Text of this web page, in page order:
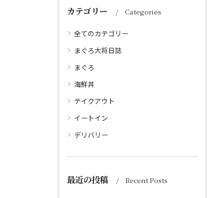
カテゴリー Categories
全てのカテゴリー
まぐろ大将日誌
まぐろ
海鮮丼
テイクアウト
イートイン
デリバリー
最近の投稿 Recent Posts